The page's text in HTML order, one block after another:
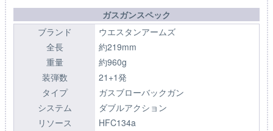
ガスガンスペック
ブランド
ウエスタンアームズ
全長
約219mm
重量
約960g
装弾数
21+1発
タイプ
ガスブローバックガン
システム
ダブルアクション
リソース
HFC134a